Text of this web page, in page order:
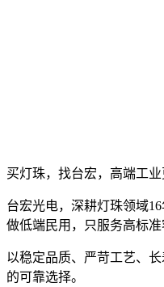
买灯珠，找台宏，高端工业
台宏光电，深耕灯珠领域
做低端民用，只服务高标准
以稳定品质、严苛工艺、
的可靠选择。